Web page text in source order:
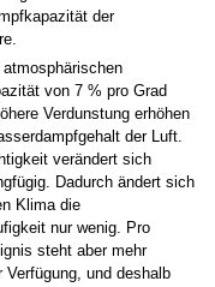
der
atmosphärischen
von 7 % pro Grad
Verdunstung erhöhen
der Luft.
verändert sich
Dadurch ändert sich
Klima die
nur wenig. Pro
steht aber mehr
Verfügung, und deshalb